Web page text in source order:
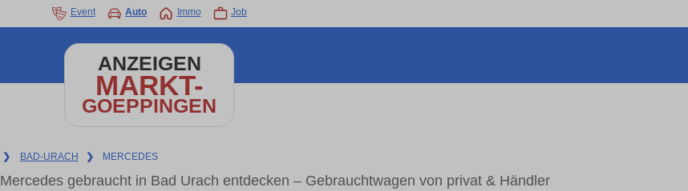
Event Auto Immo Job
ANZEIGEN
MARKT-
GOEPPINGEN
❯ BAD-URACH ❯ MERCEDES
Mercedes gebraucht in Bad Urach entdecken – Gebrauchtwagen von privat & Händler